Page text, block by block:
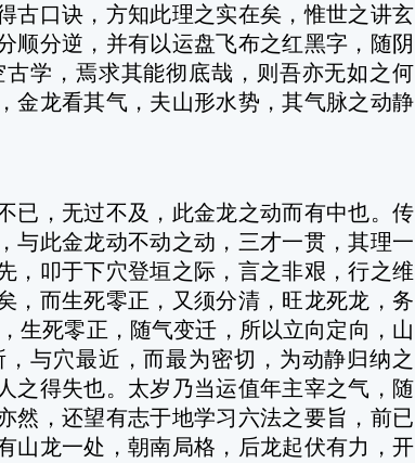
古口诀，方知此理之实在矣，惟世之讲玄
顺分逆，并有以运盘飞布之红黑字，随阴
学，焉求其能彻底哉，则吾亦无如之何
金龙看其气，夫山形水势，其气脉之动静
，无过不及，此金龙之动而有中也。传
与此金龙动不动之动，三才一贯，其理一
，叩于下穴登垣之际，言之非艰，行之维
，而生死零正，又须分清，旺龙死龙，务
生死零正，随气变迁，所以立向定向，山
与穴最近，而最为密切，为动静归纳之
之得失也。太岁乃当运值年主宰之气，随
然，还望有志于地学习六法之要旨，前已
山龙一处，朝南局格，后龙起伏有力，开